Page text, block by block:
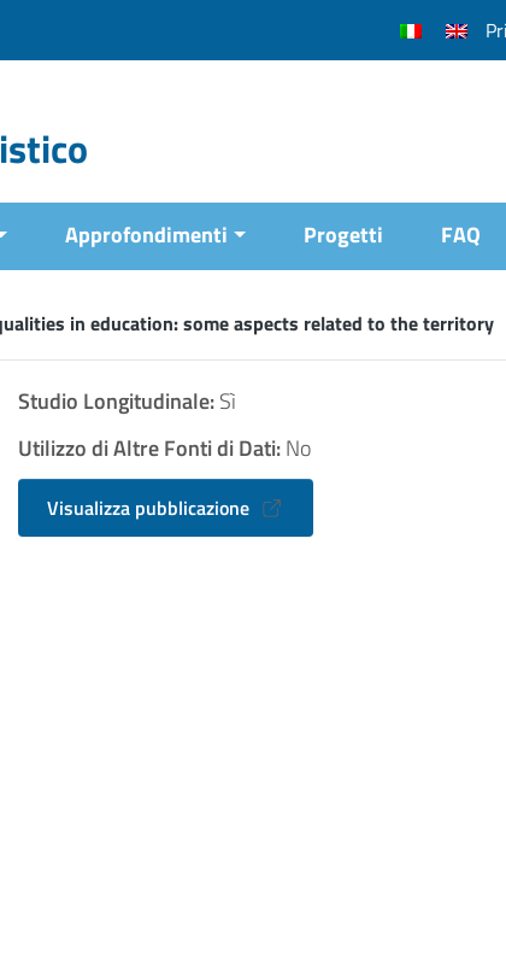
Approfondimenti Progetti FAQ
in education: some aspects related to the territory
Studio Longitudinale:Sì
Utilizzo di Altre Fonti di Dati:No
Visualizza pubblicazione